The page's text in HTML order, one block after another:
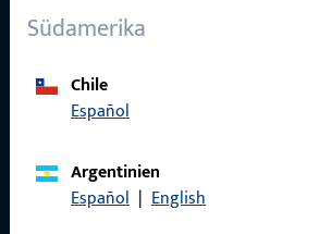
Südamerika
Chile
Español
Argentinien
Español | English